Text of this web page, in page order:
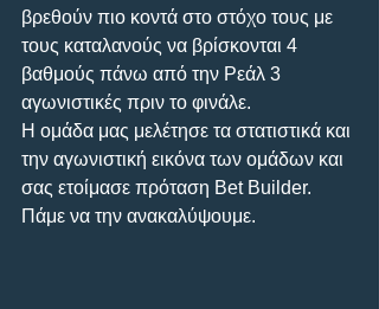
βρεθούν πιο κοντά στο στόχο τους με
τους καταλανούς να βρίσκονται 4
βαθμούς πάνω από την Ρεάλ 3
αγωνιστικές πριν το φινάλε.
Η ομάδα μας μελέτησε τα στατιστικά και
την αγωνιστική εικόνα των ομάδων και
σας ετοίμασε πρόταση Bet Builder.
Πάμε να την ανακαλύψουμε.